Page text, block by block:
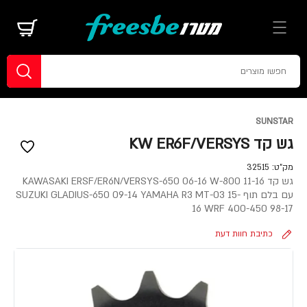
SUNSTAR
גש קד KW ER6F/VERSYS
מק"ט: 32515
גש קד KAWASAKI ERSF/ER6N/VERSYS-650 06-16 W-800 11-16
עם בלם תוף SUZUKI GLADIUS-650 09-14 YAMAHA R3 MT-03 15-
16 WRF 400-450 98-17
כתיבת חוות דעת